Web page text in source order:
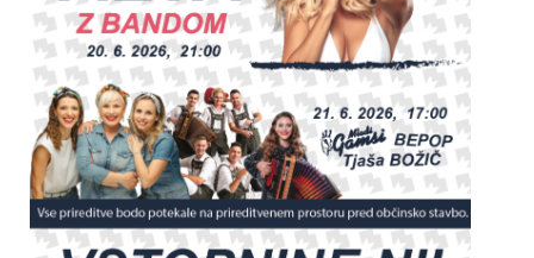
Katalog informacij javnega značaja
Lokalne volitve